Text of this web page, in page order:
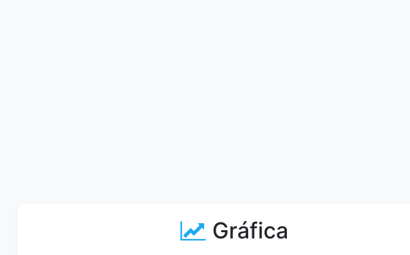
Gráfica